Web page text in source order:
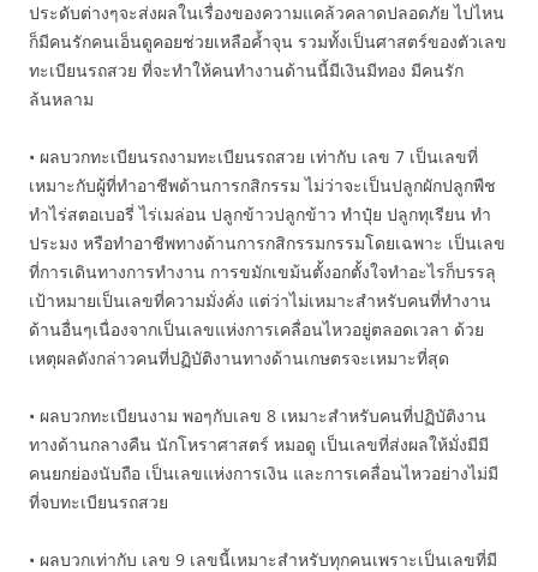
ประดับต่างๆจะส่งผลในเรื่องของความแคล้วคลาดปลอดภัย ไปไหน
ก็มีคนรักคนเอ็นดูคอยช่วยเหลือค้ำจุน รวมทั้งเป็นศาสตร์ของตัวเลข
ทะเบียนรถสวย ที่จะทำให้คนทำงานด้านนี้มีเงินมีทอง มีคนรัก
ล้นหลาม
• ผลบวกทะเบียนรถงามทะเบียนรถสวย เท่ากับ เลข 7 เป็นเลขที่
เหมาะกับผู้ที่ทำอาชีพด้านการกสิกรรม ไม่ว่าจะเป็นปลูกผักปลูกพืช
ทำไร่สตอเบอรี่ ไร่เมล่อน ปลูกข้าวปลูกข้าว ทำปุ๋ย ปลูกทุเรียน ทำ
ประมง หรือทำอาชีพทางด้านการกสิกรรมกรรมโดยเฉพาะ เป็นเลข
ที่การเดินทางการทำงาน การขมักเขม้นตั้งอกตั้งใจทำอะไรก็บรรลุ
เป้าหมายเป็นเลขที่ความมั่งคั่ง แต่ว่าไม่เหมาะสำหรับคนที่ทำงาน
ด้านอื่นๆเนื่องจากเป็นเลขแห่งการเคลื่อนไหวอยู่ตลอดเวลา ด้วย
เหตุผลดังกล่าวคนที่ปฏิบัติงานทางด้านเกษตรจะเหมาะที่สุด
• ผลบวกทะเบียนงาม พอๆกับเลข 8 เหมาะสำหรับคนที่ปฏิบัติงาน
ทางด้านกลางคืน นักโหราศาสตร์ หมอดู เป็นเลขที่ส่งผลให้มั่งมีมี
คนยกย่องนับถือ เป็นเลขแห่งการเงิน และการเคลื่อนไหวอย่างไม่มี
ที่จบทะเบียนรถสวย
• ผลบวกเท่ากับ เลข 9 เลขนี้เหมาะสำหรับทุกคนเพราะเป็นเลขที่มี